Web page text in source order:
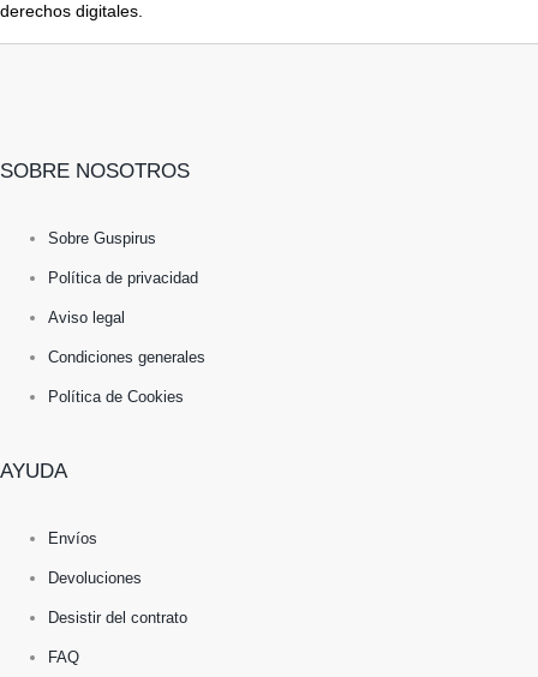
derechos digitales.
SOBRE NOSOTROS
Sobre Guspirus
Política de privacidad
Aviso legal
Condiciones generales
Política de Cookies
AYUDA
Envíos
Devoluciones
Desistir del contrato
FAQ